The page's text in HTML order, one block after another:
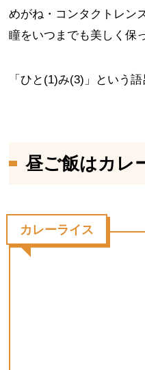
めがね・コンタクトレン
瞳をいつまでも美しく保
「ひと(1)み(3)」という
昼ご飯はカレ
カレーライス